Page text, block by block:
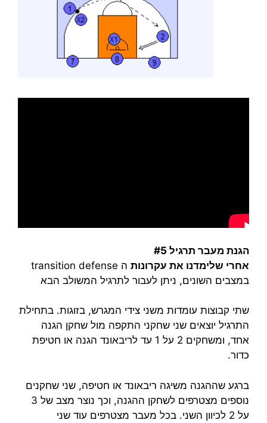
הגנת מעבר תרגיל #5
אחרי שלימדנו את עקרונות
ה transition defense
במצבים השונים, ניתן לעבור לתרגיל המשולב הבא
שתי קבוצות עומדות משני צידי המגרש, בזוגות. בתחילת
התרגיל יוצאים שני שחקני התקפה מול שחקן הגנה
אחד, ומשחקים 2 על 1 עד לריבאונד הגנה או חטיפת
כדור.
ברגע שההגנה משיגה ריבאונד או חטיפה, שני שחקנים
נוספים מצטרפים לשחקן ההגנה, וכך נוצר מצב של 3
על 2 לכיוון השני. בכל מעבר מצטרפים עוד שני